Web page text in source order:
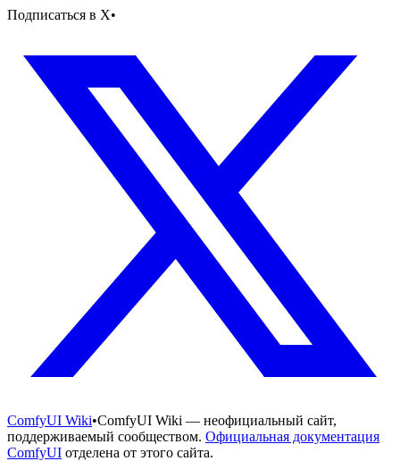
Подписаться в X•
ComfyUI Wiki•ComfyUI Wiki — неофициальный сайт,
поддерживаемый сообществом. Официальная документация
ComfyUI отделена от этого сайта.